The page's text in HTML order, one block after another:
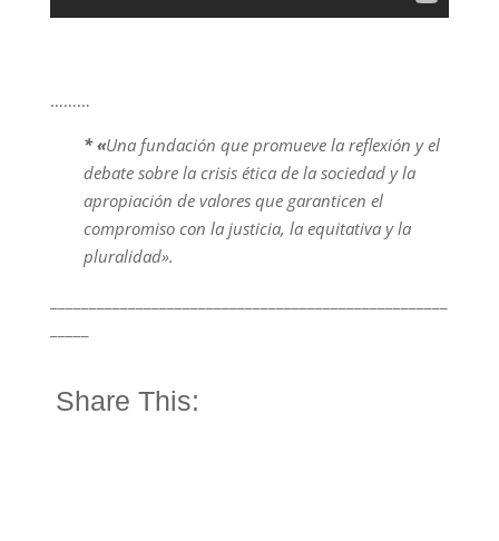
………
* «Una fundación que promueve la reflexión y el
debate sobre la crisis ética de la sociedad y la
apropiación de valores que garanticen el
compromiso con la justicia, la equitativa y la
pluralidad».
Share This: